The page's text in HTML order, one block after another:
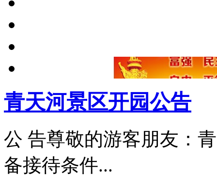
青天河景区开园公告
公 告尊敬的游客朋友：
备接待条件...